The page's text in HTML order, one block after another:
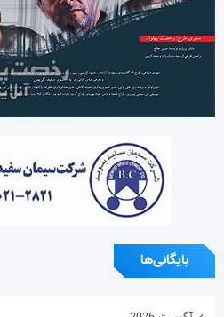
بایگانی‌ها